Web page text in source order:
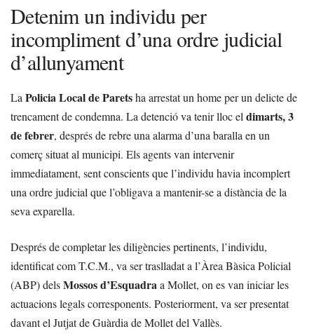
Detenim un individu per
incompliment d’una ordre judicial
d’allunyament
La Policia Local de Paretsha arrestat un home per un delicte de
trencament de condemna. La detenció va tenir lloc el dimarts, 3
de febrer, després de rebre una alarma d’una baralla en un
comerç situat al municipi. Els agents van intervenir
immediatament, sent conscients que l’individu havia incomplert
una ordre judicial que l’obligava a mantenir-se a distància de la
seva exparella.
Després de completar les diligències pertinents, l’individu,
identificat com T.C.M., va ser traslladat a l’Àrea Bàsica Policial
(ABP) delsMossos d’Esquadraa Mollet, on es van iniciar les
actuacions legals corresponents. Posteriorment, va ser presentat
davant el Jutjat de Guàrdia de Mollet del Vallès.